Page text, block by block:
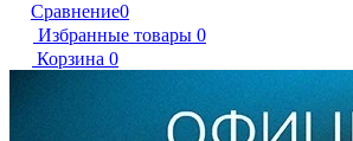
Сравнение0
Избранные товары 0
Корзина 0